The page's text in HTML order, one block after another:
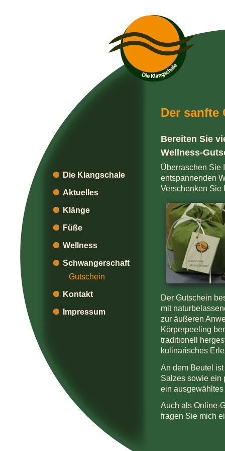
Der sanfte
Bereiten Sie
Wellness-
Überraschen Sie
entspannenden
Verschenken Sie
Der Gutschein
mit
zur äußeren
Körperpeeling
traditionell
kulinarisches
An dem Beutel
Salzes sowie ein
ein
Auch als Online-
fragen Sie mich
Die Klangschale
Aktuelles
Klänge
Füße
Wellness
Schwangerschaft
Gutschein
Kontakt
Impressum